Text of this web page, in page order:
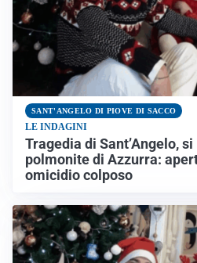
SANT'ANGELO DI PIOVE DI SACCO
LE INDAGINI
Tragedia di Sant’Angelo,
polmonite di Azzurra:
omicidio colposo